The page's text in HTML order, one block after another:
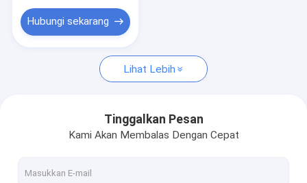
Mesin Penggulung Menggorok
Mesin Extruder Film
Hubungi sekarang
Lihat Lebih
Tinggalkan Pesan
Kami Akan Membalas Dengan Cepat